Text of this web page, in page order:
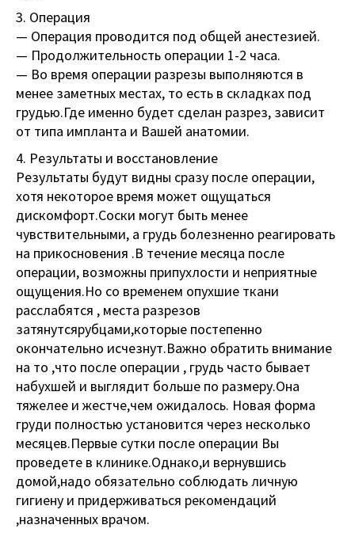
3. Операция
— Операция проводится под общей анестезией.
— Продолжительность операции 1-2 часа.
— Во время операции разрезы выполняются в
менее заметных местах, то есть в складках под
грудью.Где именно будет сделан разрез, зависит
от типа импланта и Вашей анатомии.
4. Результаты и восстановление
Результаты будут видны сразу после операции,
хотя некоторое время может ощущаться
дискомфорт.Соски могут быть менее
чувствительными, а грудь болезненно реагировать
на прикосновения .В течение месяца после
операции, возможны припухлости и неприятные
ощущения.Но со временем опухшие ткани
расслабятся , места разрезов
затянутсярубцами,которые постепенно
окончательно исчезнут.Важно обратить внимание
на то ,что после операции , грудь часто бывает
набухшей и выглядит больше по размеру.Она
тяжелее и жестче,чем ожидалось. Новая форма
груди полностью установится через несколько
месяцев.Первые сутки после операции Вы
проведете в клинике.Однако,и вернувшись
домой,надо обязательно соблюдать личную
гигиену и придерживаться рекомендаций
,назначенных врачом.